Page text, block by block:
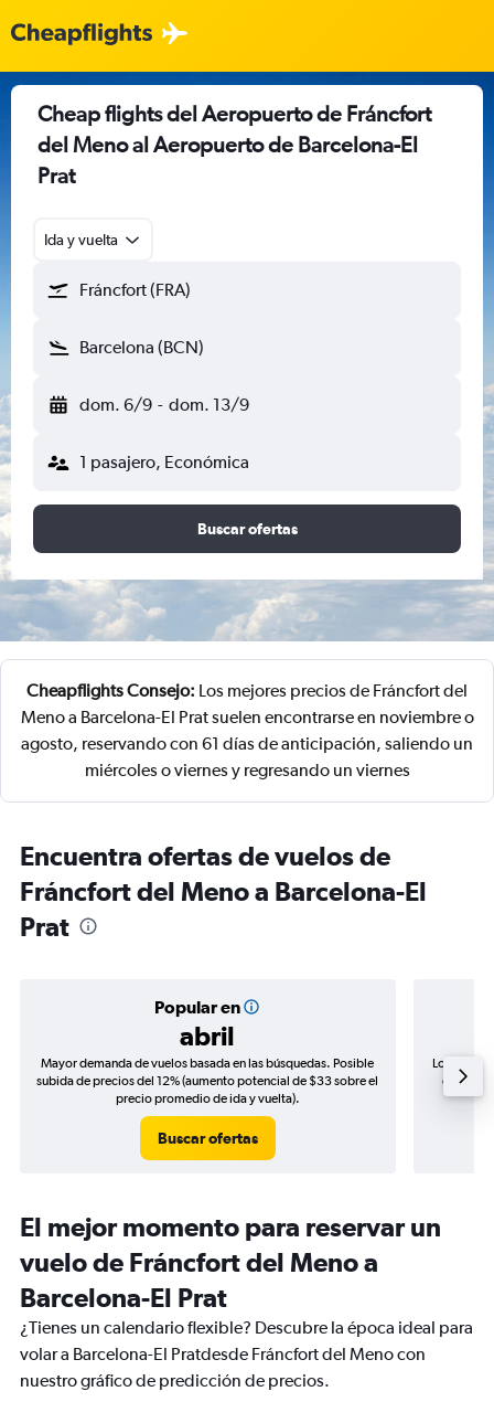
Cheap flights del Aeropuerto de Fráncfort
del Meno al Aeropuerto de Barcelona-El
Prat
Ida y vuelta
Fráncfort (FRA)
Barcelona (BCN)
dom. 6/9 - dom. 13/9
1 pasajero, Económica
Buscar ofertas
Cheapflights Consejo: Los mejores precios de Fráncfort del
Meno a Barcelona-El Prat suelen encontrarse en noviembre o
agosto, reservando con 61 días de anticipación, saliendo un
miércoles o viernes y regresando un viernes
Encuentra ofertas de vuelos de
Fráncfort del Meno a Barcelona-El
Prat
Popular en
abril
Mayor demanda de vuelos basada en las búsquedas. Posible
subida de precios del 12% (aumento potencial de $33 sobre el
precio promedio de ida y vuelta).
Buscar ofertas
Los
de
El mejor momento para reservar un
vuelo de Fráncfort del Meno a
Barcelona-El Prat
¿Tienes un calendario flexible? Descubre la época ideal para
volar a Barcelona-El Pratdesde Fráncfort del Meno con
nuestro gráfico de predicción de precios.